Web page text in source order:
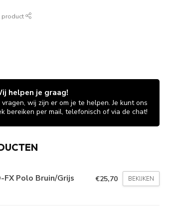
product
helpen je graag!
wij zijn er om je te helpen. Je kunt ons
bereiken per mail, telefonisch of via de chat!
FX Polo Bruin/Grijs €25,70 BEKIJKEN